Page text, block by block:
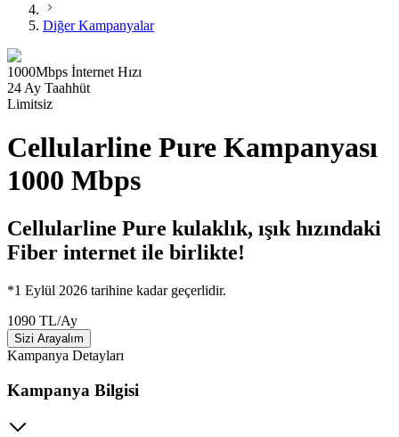
Diğer Kampanyalar
1000Mbps İnternet Hızı
24 Ay Taahhüt
Limitsiz
Cellularline Pure Kampanyası
1000 Mbps
Cellularline Pure kulaklık, ışık hızındaki
Fiber internet ile birlikte!
*1 Eylül 2026 tarihine kadar geçerlidir.
1090 TL/Ay
Sizi Arayalım
Kampanya Detayları
Kampanya Bilgisi